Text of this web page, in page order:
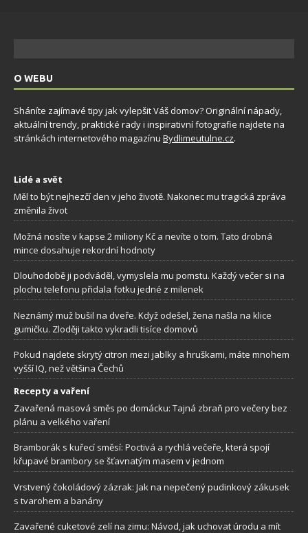
O WEBU
Sháníte zajímavé tipy jak vylepšit Váš domov? Originální nápady,
aktuální trendy, praktické rady i inspirativní fotografie najdete na
stránkách internetového magazínu Bydlimeutulne.cz.
Lidé a svět
Měl to být nejhezčí den v jeho životě. Nakonec mu tragická zpráva
změnila život
Možná nosíte v kapse 2 miliony Kč a nevíte o tom. Tato drobná
mince dosahuje rekordní hodnoty
Dlouhodobě ji podváděl, vymyslela mu pomstu. Každý večer si na
plochu telefonu přidala fotku jedné z milenek
Neznámý muž bušil na dveře. Když odešel, žena našla na klice
gumičku. Zloději takto vykradli tisíce domovů
Pokud najdete skrytý citron mezi jablky a hruškami, máte mnohem
vyšší IQ, než většina Čechů
Recepty a vaření
Zavařená masová směs po domácku: Tajná zbraň pro večery bez
plánu a velkého vaření
Bramborák s kuřecí směsí: Poctivá a rychlá večeře, která spojí
křupavé brambory se šťavnatým masem v jednom
Vrstvený čokoládový zázrak: Jak na nepečený pudinkový zákusek
s tvarohem a banány
Zavařené cuketové zelí na zimu: Návod, jak uchovat úrodu a mít